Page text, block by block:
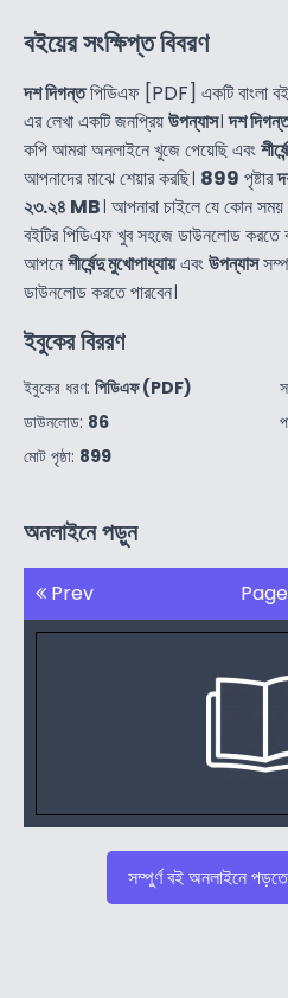
বইয়ের সংক্ষিপ্ত বিবরণ
দশ দিগন্তপিডিএফ [PDF] একটি বাংলা
এর লেখা একটি জনপ্রিয়উপন্যাস।দশ
কপি আমরা অনলাইনে খুজে পেয়েছি এবং
আপনাদের মাঝে শেয়ার করছি। 899 পৃষ্টার
২৩.২৪ MB। আপনারা চাইলে যে কোন
বইটির পিডিএফ খুব সহজে ডাউনলোড করতে
আপনেশীর্ষেন্দু মুখোপাধ্যায়এবংউপন্যাস
ডাউনলোড করতে পারবেন।
ইবুকের বিররণ
ইবুকের ধরণ: পিডিএফ (PDF)
ডাউনলোড: 86
মোট পৃষ্ঠা: 899
অনলাইনে পড়ুন
Prev
সম্পুর্ণ বই অনলাইনে